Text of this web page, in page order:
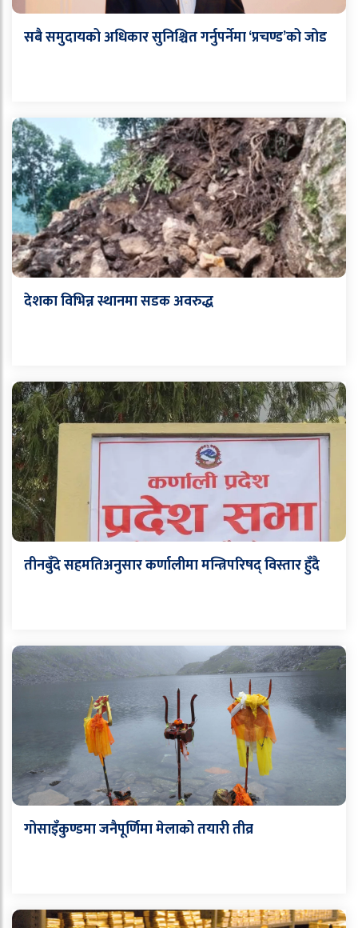
सबै समुदायको अधिकार सुनिश्चित गर्नुपर्नेमा ‘प्रचण्ड’को जोड
देशका विभिन्न स्थानमा सडक अवरुद्ध
तीनबुँदे सहमतिअनुसार कर्णालीमा मन्त्रिपरिषद् विस्तार हुँदै
गोसाइँकुण्डमा जनैपूर्णिमा मेलाको तयारी तीव्र